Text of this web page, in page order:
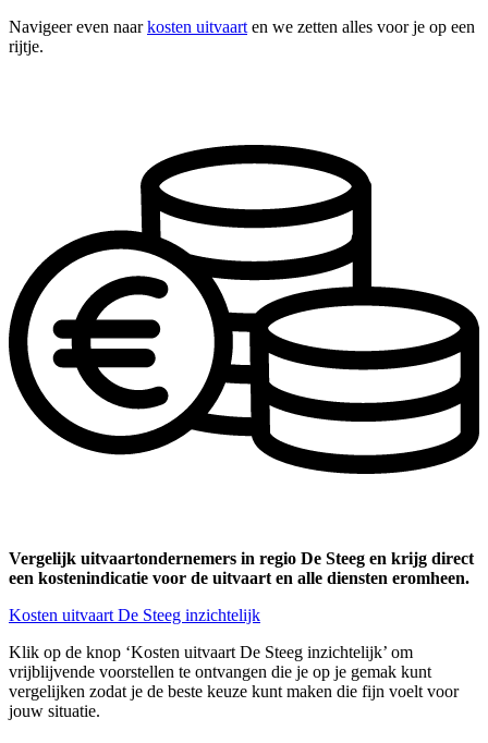
Navigeer even naarkosten uitvaart en we zetten alles voor je op een
rijtje.
Vergelijk uitvaartondernemers in regio De Steeg en krijg direct
een kostenindicatie voor de uitvaart en alle diensten eromheen.
Kosten uitvaart De Steeg inzichtelijk
Klik op de knop ‘Kosten uitvaart De Steeg inzichtelijk’ om
vrijblijvende voorstellen te ontvangen die je op je gemak kunt
vergelijken zodat je de beste keuze kunt maken die fijn voelt voor
jouw situatie.